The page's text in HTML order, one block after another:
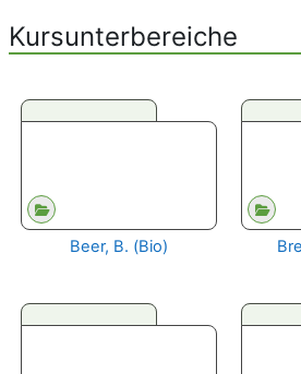
Kursunterbereiche
Beer, B. (Bio)